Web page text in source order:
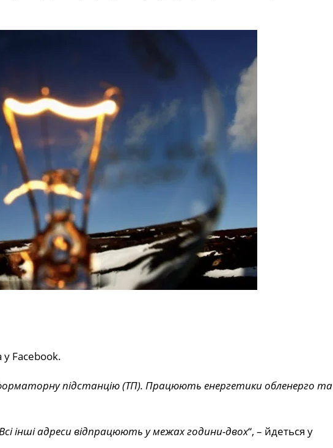
Facebook.
підстанцію (ТП). Працюють енергетики обленерго та
інші адреси відпрацюють у межах години-двох“, – йдеться у